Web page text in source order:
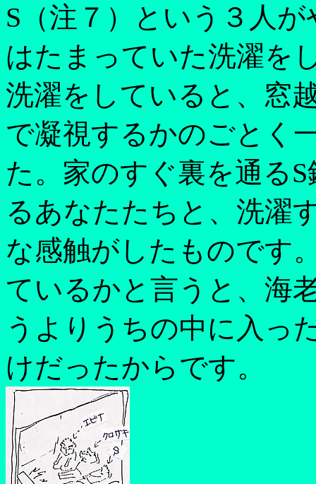
S（注７）という３人
はたまっていた洗濯を
洗濯をしていると、窓
で凝視するかのごとく
た。家のすぐ裏を通る
るあなたたちと、洗濯
な感触がしたものです
ているかと言うと、海
うよりうちの中に入っ
けだったからです。